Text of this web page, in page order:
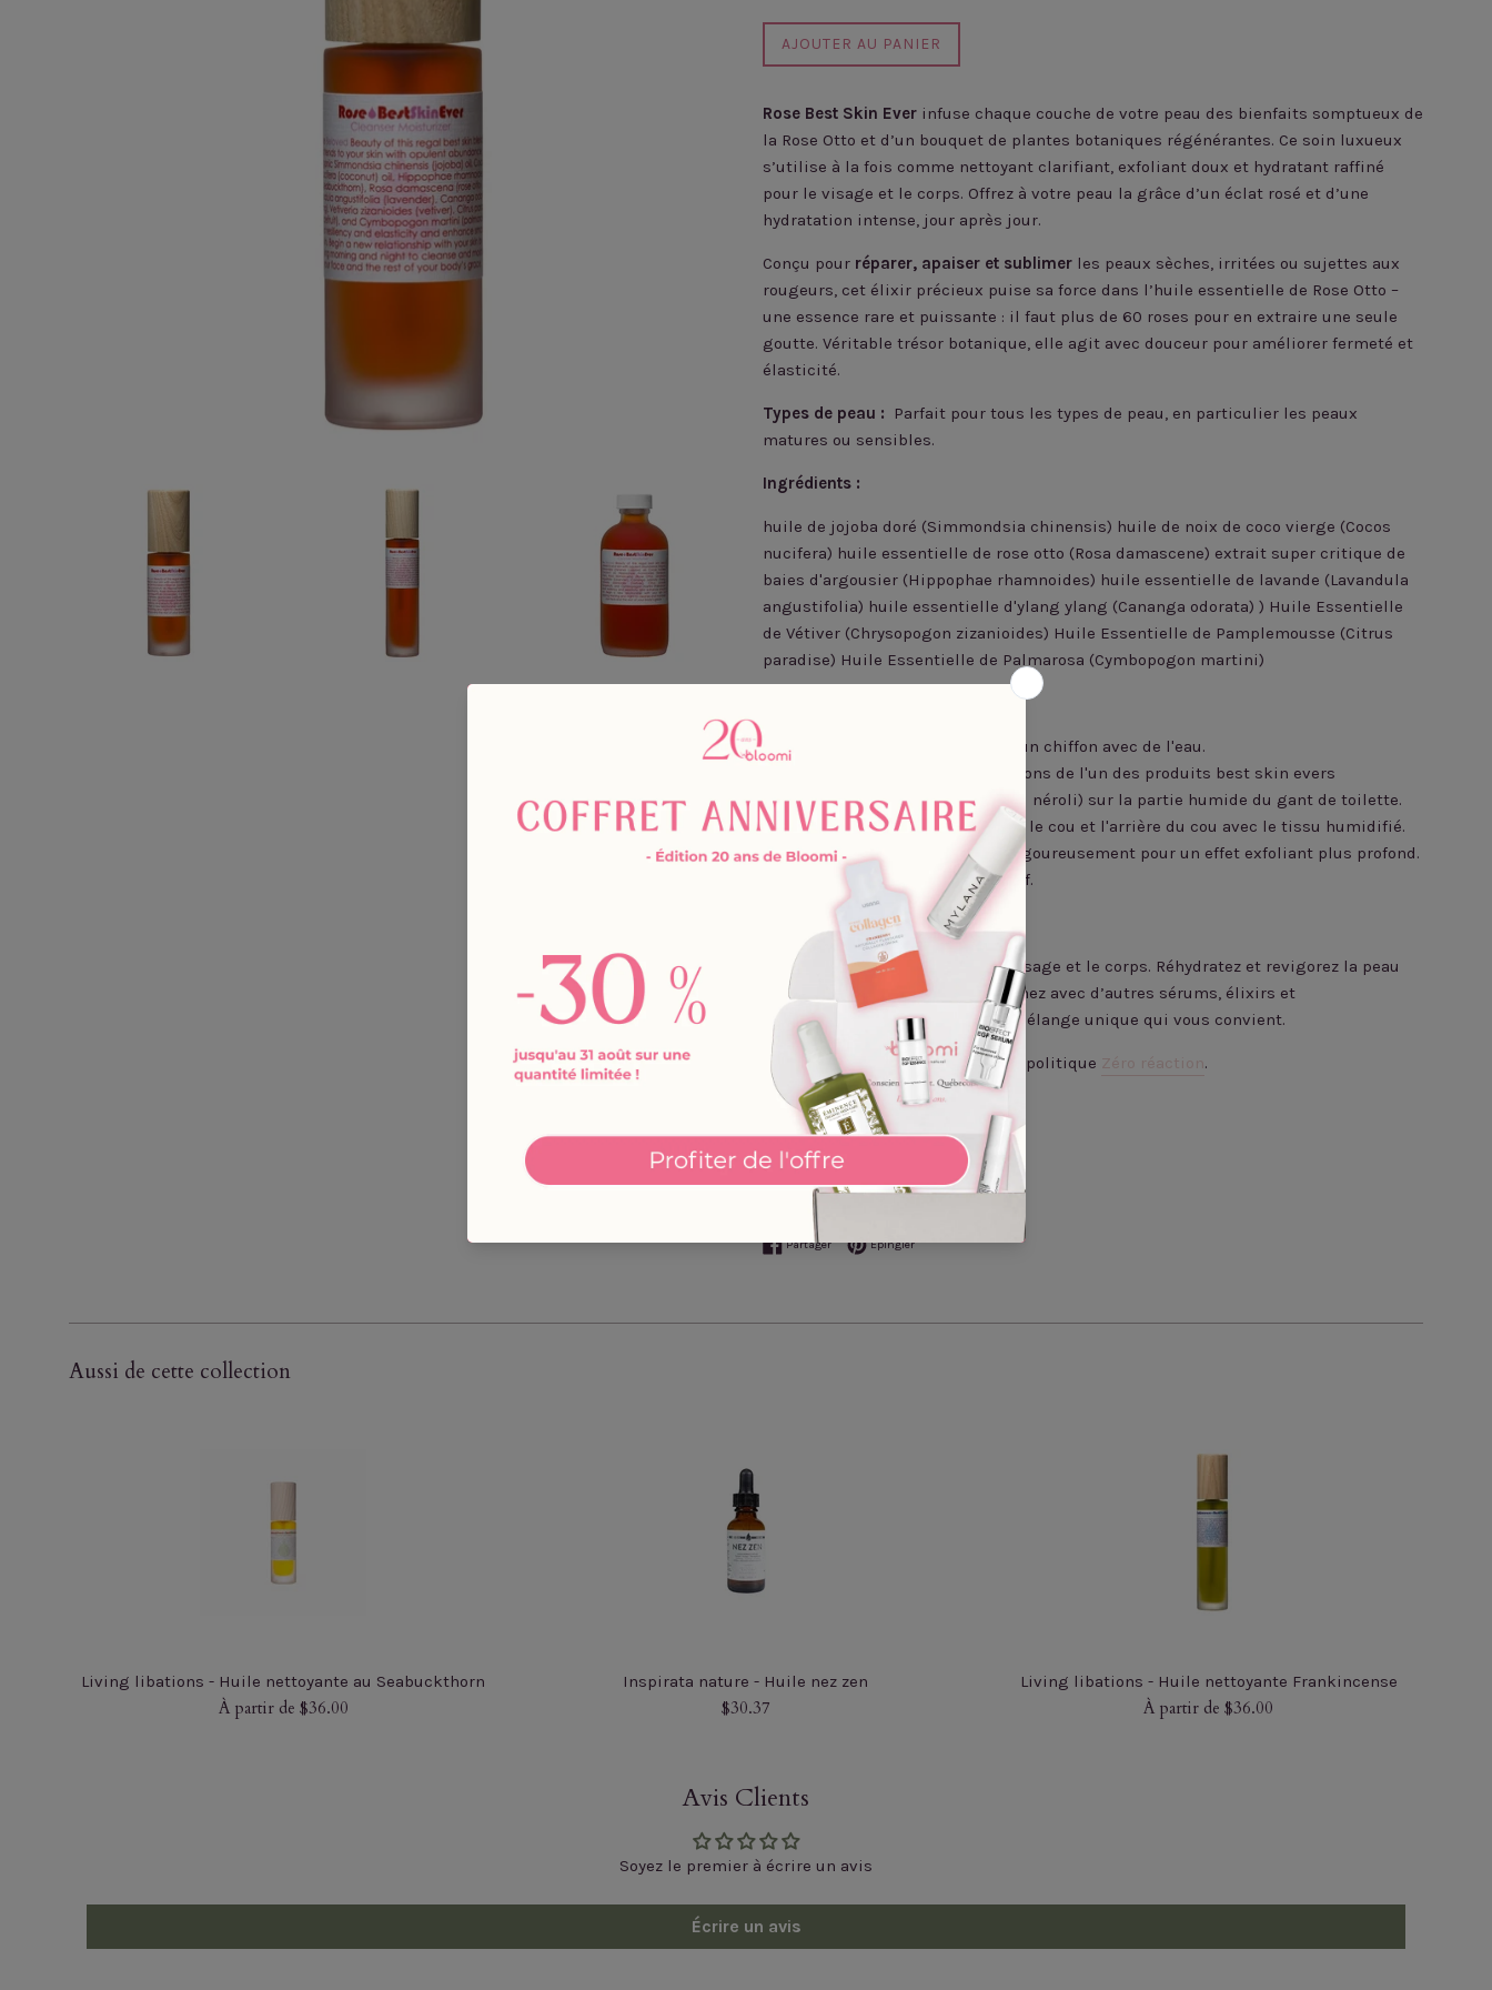
AJOUTER AU PANIER
Rose Best Skin Ever infuse chaque couche de votre peau des bienfaits somptueux de
la Rose Otto et d’un bouquet de plantes botaniques régénérantes. Ce soin luxueux
s’utilise à la fois comme nettoyant clarifiant, exfoliant doux et hydratant raffiné
pour le visage et le corps. Offrez à votre peau la grâce d’un éclat rosé et d’une
hydratation intense, jour après jour.
Conçu pour réparer, apaiser et sublimer les peaux sèches, irritées ou sujettes aux
rougeurs, cet élixir précieux puise sa force dans l’huile essentielle de Rose Otto –
une essence rare et puissante : il faut plus de 60 roses pour en extraire une seule
goutte. Véritable trésor botanique, elle agit avec douceur pour améliorer fermeté et
élasticité.
Types de peau :
Parfait pour tous les types de peau, en particulier les peaux
matures ou sensibles.
Ingrédients :
huile de jojoba doré (Simmondsia chinensis) huile de noix de coco vierge (Cocos
nucifera) huile essentielle de rose otto (Rosa damascene) extrait super critique de
baies d'argousier (Hippophae rhamnoides) huile essentielle de lavande (Lavandula
angustifolia) huile essentielle d'ylang ylang (Cananga odorata) ) Huile Essentielle
de Vétiver (Chrysopogon zizanioides) Huile Essentielle de Pamplemousse (Citrus
paradise) Huile Essentielle de Palmarosa (Cymbopogon martini)
1. Mouillez une petite partie d'un chiffon avec de l'eau.
2. Appliquez une à deux pressions de l'un des produits best skin evers
(argousier, santal, rose, encens ou néroli) sur la partie humide du gant de toilette.
3. Masse doucement le visage, le cou et l'arrière du cou avec le tissu humidifié.
Lave-toi doucement ou lave-toi vigoureusement pour un effet exfoliant plus profond.
Le rinçage du visage est facultatif.
Nettoyer, exfolier et hydrater le visage et le corps. Réhydratez et revigorez la peau
après une longue journée. Combinez avec d’autres sérums, élixirs et
huileessentielles pour créer un mélange unique qui vous convient.
Apprenez-en davantage sur notre politique Zéro réaction.
PartagerPartager sur Facebook
ÉpinglerÉpingler sur Pinterest
Aussi de cette collection
Living libations - Huile nettoyante au Seabuckthorn
À partir de $36.00
Inspirata nature - Huile nez zen
Prix
$30.37
Living libations - Huile nettoyante Frankincense
À partir de $36.00
Avis Clients
Soyez le premier à écrire un avis
Écrire un avis